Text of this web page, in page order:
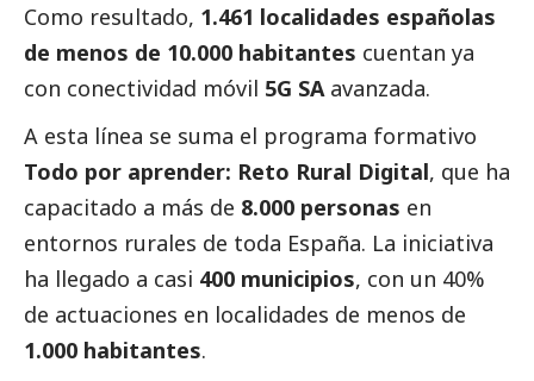
Como resultado, 1.461 localidades españolas
de menos de 10.000 habitantes cuentan ya
con conectividad móvil 5G SA avanzada.
A esta línea se suma el programa formativo
Todo por aprender: Reto Rural Digital, que ha
capacitado a más de 8.000 personas en
entornos rurales de toda España. La iniciativa
ha llegado a casi 400 municipios, con un 40%
de actuaciones en localidades de menos de
1.000 habitantes.